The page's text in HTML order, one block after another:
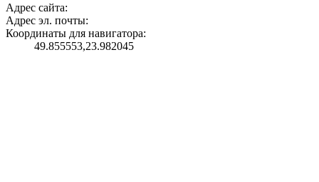
Адрес сайта:
Адрес эл. почты:
Координаты для навигатора:
49.855553,23.982045